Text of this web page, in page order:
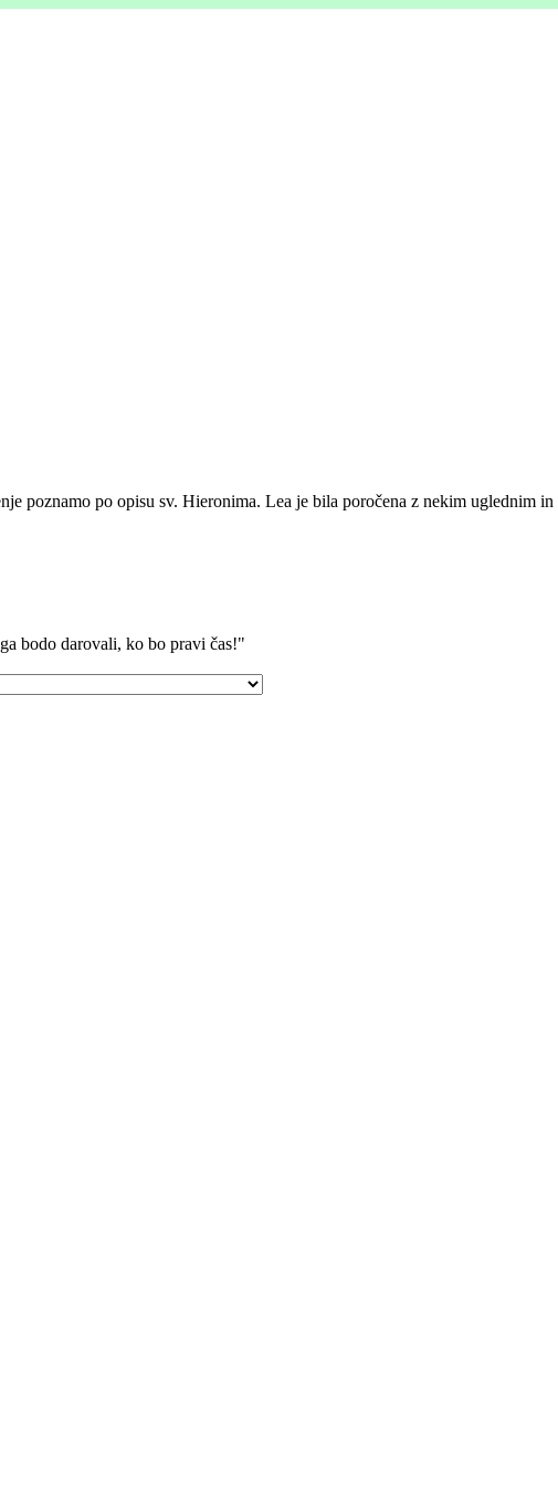
poznamo po opisu sv. Hieronima. Lea je bila poročena z nekim uglednim
bodo darovali, ko bo pravi čas!"